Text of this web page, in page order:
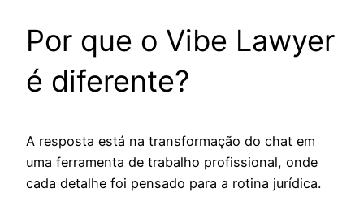
Por que o Vibe Lawyer
é diferente?
A resposta está na transformação do chat em
uma ferramenta de trabalho profissional, onde
cada detalhe foi pensado para a rotina jurídica.